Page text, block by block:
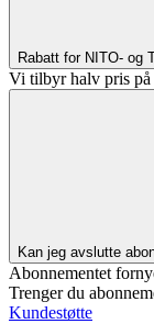
Rabatt for NITO- og
Vi tilbyr halv pris på
Kan jeg avslutte
Abonnementet
Trenger du
Kundestøtte